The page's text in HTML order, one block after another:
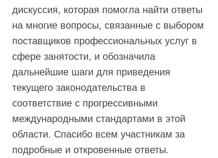
дискуссия, которая помогла найти ответы
на многие вопросы, связанные с выбором
поставщиков профессиональных услуг в
сфере занятости, и обозначила
дальнейшие шаги для приведения
текущего законодательства в
соответствие с прогрессивными
международными стандартами в этой
области. Спасибо всем участникам за
подробные и откровенные ответы.